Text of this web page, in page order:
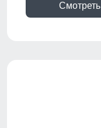
Смотреть